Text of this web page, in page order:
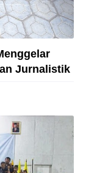
Jurnalistik